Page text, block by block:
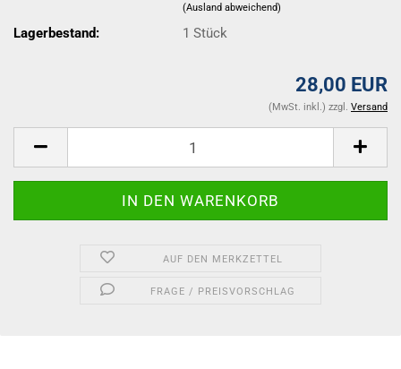
(Ausland abweichend)
Lagerbestand: 1Stück
28,00 EUR
(MwSt. inkl.) zzgl. Versand
AUF DEN MERKZETTEL
FRAGE / PREISVORSCHLAG